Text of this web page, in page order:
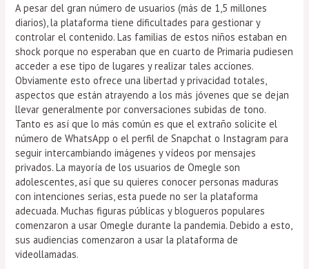
A pesar del gran número de usuarios (más de 1,5 millones
diarios), la plataforma tiene dificultades para gestionar y
controlar el contenido. Las familias de estos niños estaban en
shock porque no esperaban que en cuarto de Primaria pudiesen
acceder a ese tipo de lugares y realizar tales acciones.
Obviamente esto ofrece una libertad y privacidad totales,
aspectos que están atrayendo a los más jóvenes que se dejan
llevar generalmente por conversaciones subidas de tono.
Tanto es así que lo más común es que el extraño solicite el
número de WhatsApp o el perfil de Snapchat o Instagram para
seguir intercambiando imágenes y vídeos por mensajes
privados. La mayoría de los usuarios de Omegle son
adolescentes, así que su quieres conocer personas maduras
con intenciones serias, esta puede no ser la plataforma
adecuada. Muchas figuras públicas y blogueros populares
comenzaron a usar Omegle durante la pandemia. Debido a esto,
sus audiencias comenzaron a usar la plataforma de
videollamadas.